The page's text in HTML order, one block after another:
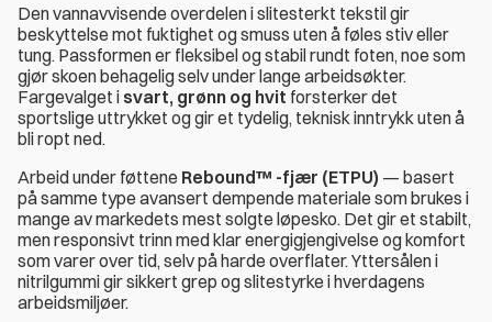
Den vannavvisende overdelen i slitesterkt tekstil gir
beskyttelse mot fuktighet og smuss uten å føles stiv eller
tung. Passformen er fleksibel og stabil rundt foten, noe som
gjør skoen behagelig selv under lange arbeidsøkter.
Fargevalget i svart, grønn og hvit forsterker det
sportslige uttrykket og gir et tydelig, teknisk inntrykk uten å
bli ropt ned.
Arbeid under føttene Rebound™ -fjær (ETPU) — basert
på samme type avansert dempende materiale som brukes i
mange av markedets mest solgte løpesko. Det gir et stabilt,
men responsivt trinn med klar energigjengivelse og komfort
som varer over tid, selv på harde overflater. Yttersålen i
nitrilgummi gir sikkert grep og slitestyrke i hverdagens
arbeidsmiljøer.